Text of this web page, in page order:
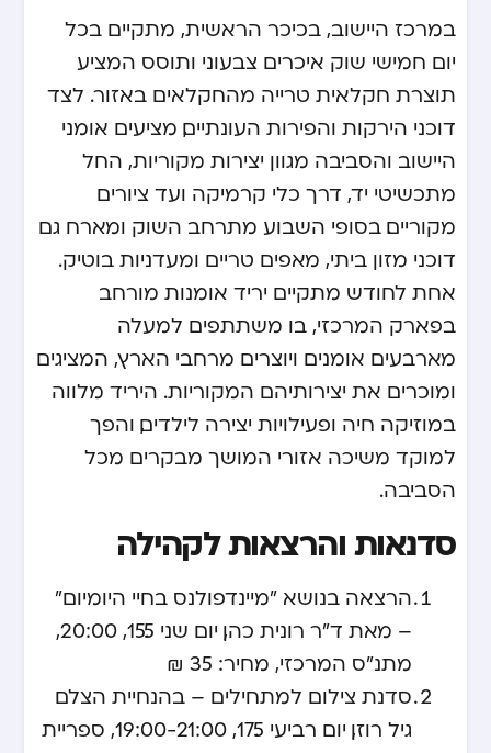
במרכז היישוב, בכיכר הראשית, מתקיים בכל
יום חמישי שוק איכרים צבעוני ותוסס המציע
תוצרת חקלאית טרייה מהחקלאים באזור. לצד
דוכני הירקות והפירות העונתיים, מציעים אומני
היישוב והסביבה מגוון יצירות מקוריות, החל
מתכשיטי יד, דרך כלי קרמיקה ועד ציורים
מקוריים. בסופי השבוע מתרחב השוק ומארח גם
דוכני מזון ביתי, מאפים טריים ומעדניות בוטיק.
אחת לחודש מתקיים יריד אומנות מורחב
בפארק המרכזי, בו משתתפים למעלה
מארבעים אומנים ויוצרים מרחבי הארץ, המציגים
ומוכרים את יצירותיהם המקוריות. היריד מלווה
במוזיקה חיה ופעילויות יצירה לילדים, והפך
למוקד משיכה אזורי המושך מבקרים מכל
הסביבה.
סדנאות והרצאות לקהילה
הרצאה בנושא "מיינדפולנס בחיי היומיום"
– מאת ד"ר רונית כהן, יום שני 15.5, 20:00,
מתנ"ס המרכזי, מחיר: 35 ₪
סדנת צילום למתחילים – בהנחיית הצלם
גיל רוזן, יום רביעי 17.5, 19:00-21:00, ספריית